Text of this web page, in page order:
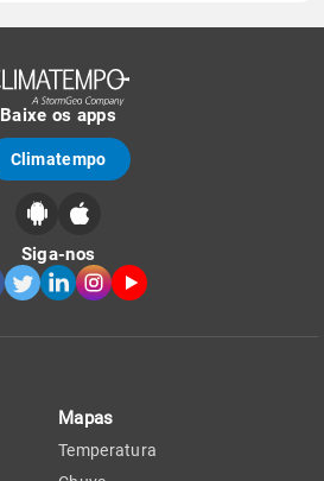
Baixe os apps
Climatempo
Siga-nos
Mapas
Temperatura